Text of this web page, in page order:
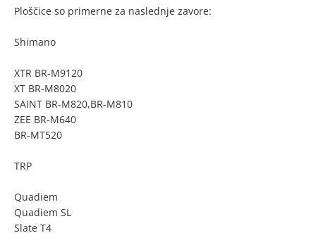
Ploščice so primerne za naslednje zavore:
Shimano
XTR BR-M9120
XT BR-M8020
SAINT BR-M820,BR-M810
ZEE BR-M640
BR-MT520
TRP
Quadiem
Quadiem SL
Slate T4